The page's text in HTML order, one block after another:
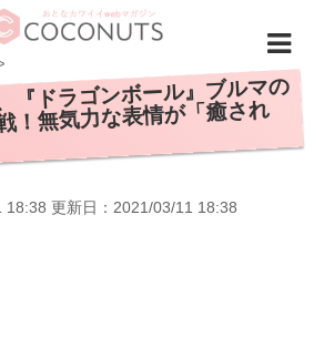
『ドラゴンボール』ブルマの
！無気力な表情が「癒され
更新日： 2021/03/11 18:38